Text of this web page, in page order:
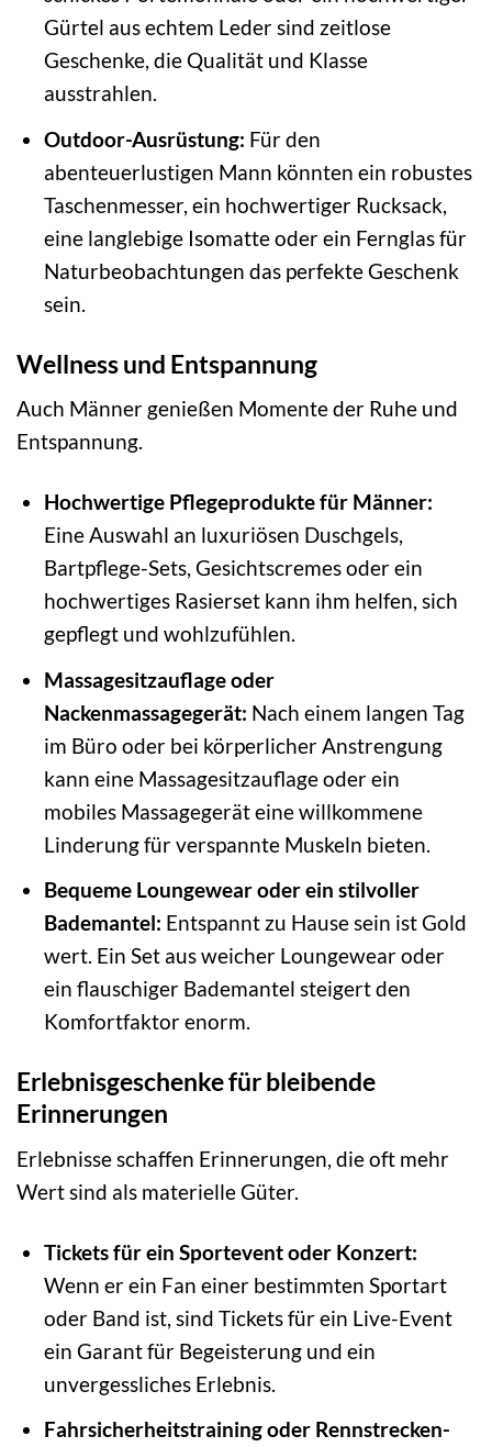
Gürtel aus echtem Leder sind zeitlose
Geschenke, die Qualität und Klasse
ausstrahlen.
Outdoor-Ausrüstung: Für den
abenteuerlustigen Mann könnten ein robustes
Taschenmesser, ein hochwertiger Rucksack,
eine langlebige Isomatte oder ein Fernglas für
Naturbeobachtungen das perfekte Geschenk
sein.
Wellness und Entspannung
Auch Männer genießen Momente der Ruhe und
Entspannung.
Hochwertige Pflegeprodukte für Männer:
Eine Auswahl an luxuriösen Duschgels,
Bartpflege-Sets, Gesichtscremes oder ein
hochwertiges Rasierset kann ihm helfen, sich
gepflegt und wohlzufühlen.
Massagesitzauflage oder
Nackenmassagegerät: Nach einem langen Tag
im Büro oder bei körperlicher Anstrengung
kann eine Massagesitzauflage oder ein
mobiles Massagegerät eine willkommene
Linderung für verspannte Muskeln bieten.
Bequeme Loungewear oder ein stilvoller
Bademantel: Entspannt zu Hause sein ist Gold
wert. Ein Set aus weicher Loungewear oder
ein flauschiger Bademantel steigert den
Komfortfaktor enorm.
Erlebnisgeschenke für bleibende
Erinnerungen
Erlebnisse schaffen Erinnerungen, die oft mehr
Wert sind als materielle Güter.
Tickets für ein Sportevent oder Konzert:
Wenn er ein Fan einer bestimmten Sportart
oder Band ist, sind Tickets für ein Live-Event
ein Garant für Begeisterung und ein
unvergessliches Erlebnis.
Fahrsicherheitstraining oder Rennstrecken-